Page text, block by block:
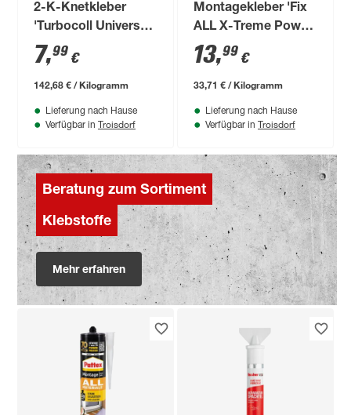
2-K-Knetkleber
'Turbocoll Universal
TurboKITT' 56 g
7,99 €
142,68 € / Kilogramm
Lieferung nach Hause
Verfügbar in Troisdorf
Montagekleber 'Fix
ALL X-Treme Power
Express' weiß 410 g
13,99 €
33,71 € / Kilogramm
Lieferung nach Hause
Verfügbar in Troisdorf
Beratung zum Sortiment
Klebstoffe
Mehr erfahren